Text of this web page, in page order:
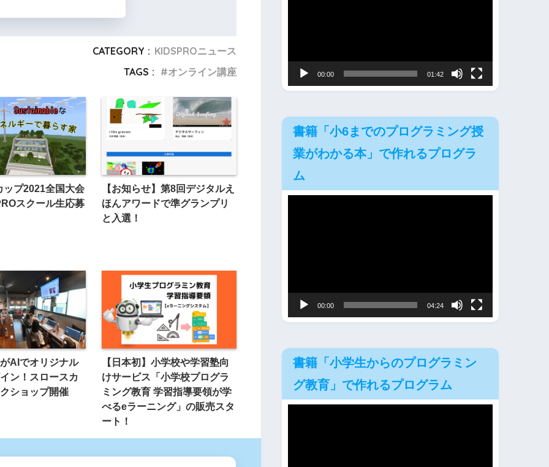
CATEGORY : KIDSPROニュース
TAGS :
オンライン講座
プ2021全国大会
スクール生応募
【お知らせ】第8回デジタルえ
ほんアワードで準グランプリ
と入選！
AIでオリジナル
ン！スロースカ
ショップ開催
【日本初】小学校や学習塾向
けサービス「小学校プログラ
ミング教育 学習指導要領が学
べるeラーニング」の販売スタ
ート！
ヤ
00:00 01:42
書籍「小6までのプログラミング授
業がわかる本」で作れるプログラ
ム
ヤ
00:00 04:24
書籍「小学生からのプログラミン
グ教育」で作れるプログラム